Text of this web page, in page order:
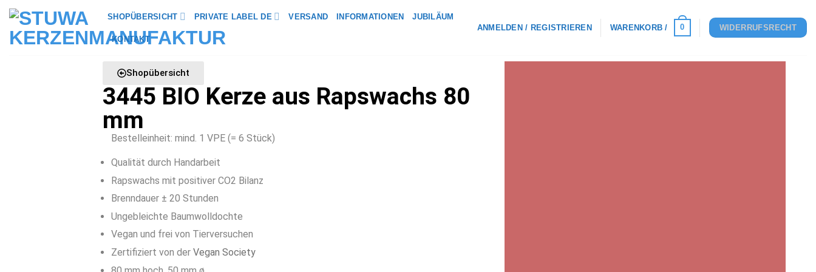
SHOPÜBERSICHT PRIVATE LABEL DE VERSAND INFORMATIONEN JUBILÄUM
KONTAKT
ANMELDEN / REGISTRIEREN WARENKORB / 0 WIDERRUFSRECHT
Shopübersicht
3445 BIO Kerze aus Rapswachs 80
mm
Bestelleinheit: mind. 1 VPE (= 6 Stück)
Qualität durch Handarbeit
Rapswachs mit positiver CO2 Bilanz
Brenndauer ± 20 Stunden
Ungebleichte Baumwolldochte
Vegan und frei von Tierversuchen
Zertifiziert von der Vegan Society